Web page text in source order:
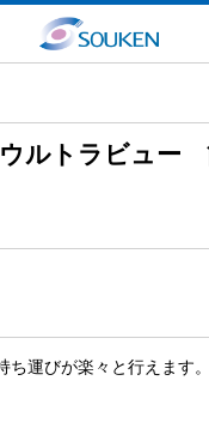
ルトラビュー
ち運びが楽々と行えます。